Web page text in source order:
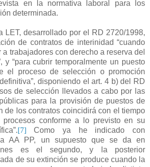
en la normativa laboral para los
determinada.
LET, desarrollado por el RD 2720/1998,
de contratos de interinidad “cuando
a trabajadores con derecho a reserva del
y “para cubrir temporalmente un puesto
el proceso de selección o promoción
disponiendo el art. 4 b) del RD
de selección llevados a cabo por las
para la provisión de puestos de
de los contratos coincidirá con el tiempo
conforme a lo previsto en su
[7]Como ya he indicado con
AA PP, un supuesto que se da en
es el segundo, y la posterior
de su extinción se produce cuando la